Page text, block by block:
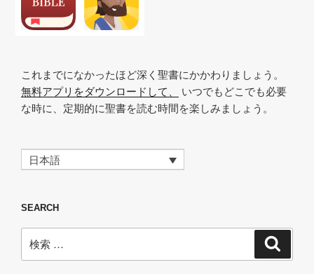
これまでになかったほど深く聖書にかかわりましょう。
無料アプリをダウンロードして、
いつでもどこでも必要
な時に、定期的に聖書を読む時間を楽しみましょう。
日本語
SEARCH
索: